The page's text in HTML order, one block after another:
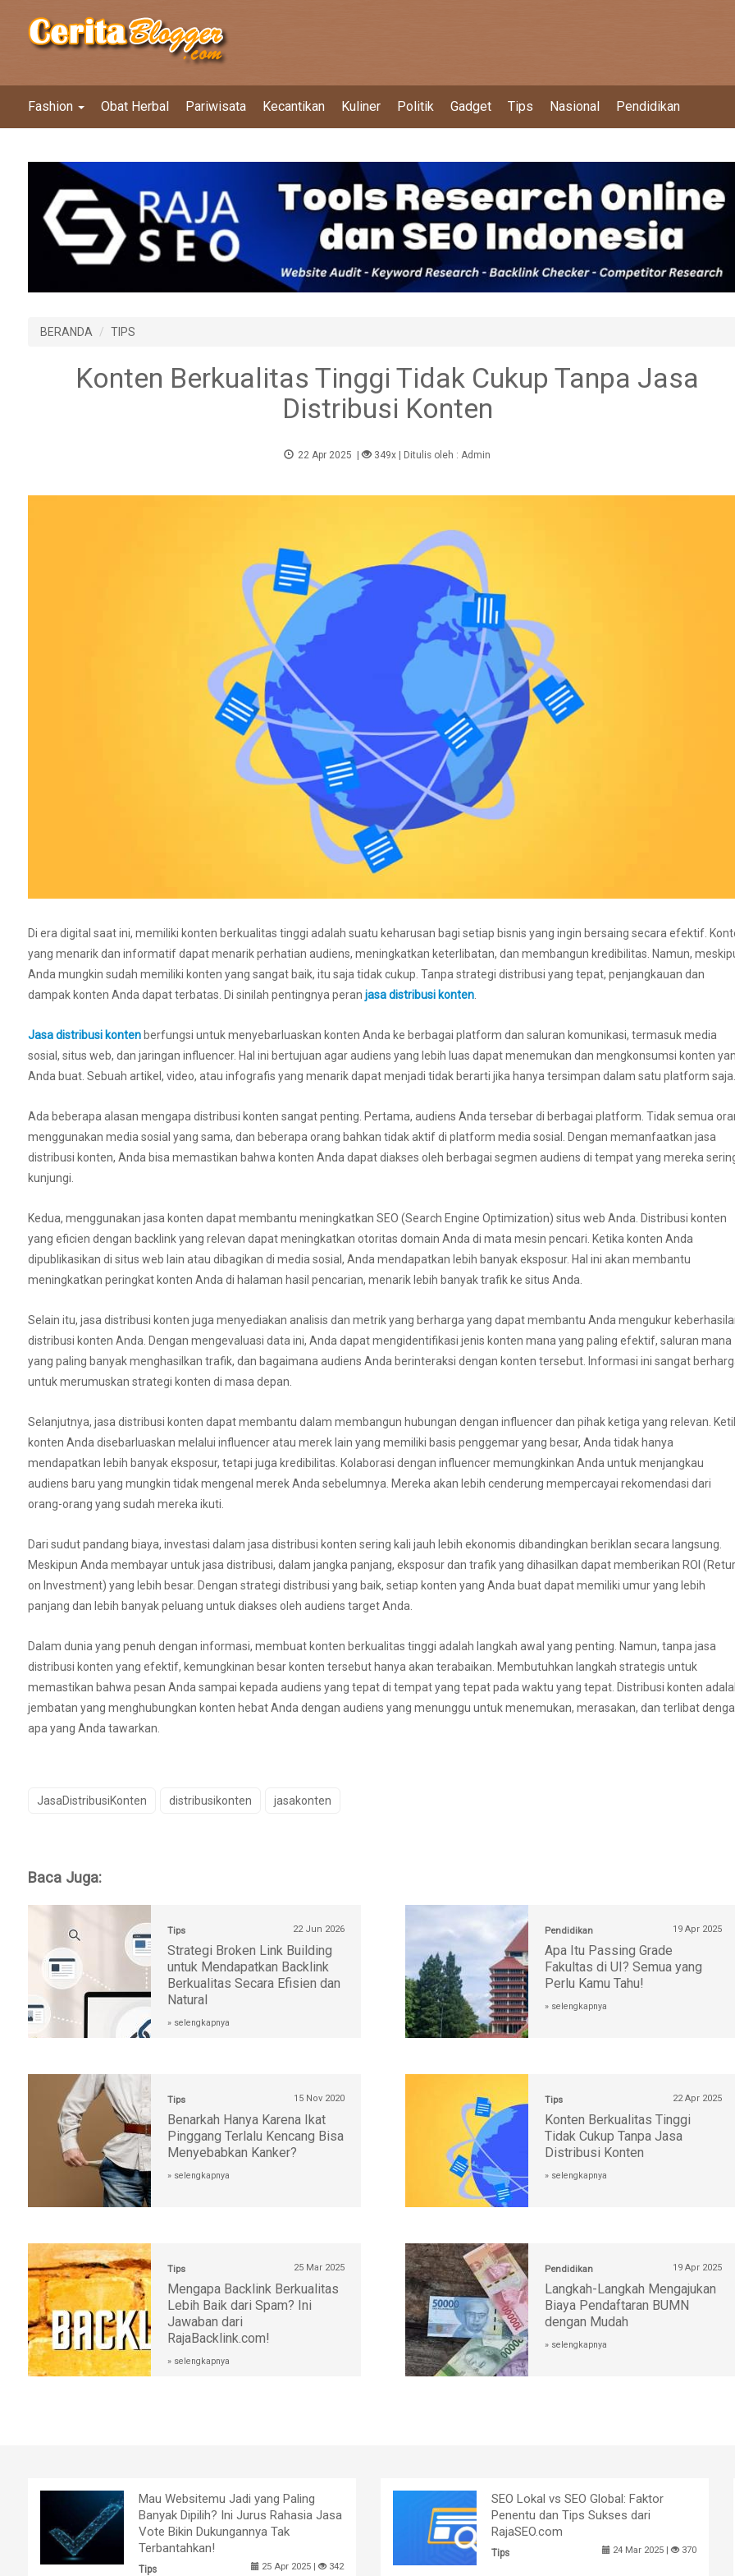
Fashion Obat Herbal Pariwisata Kecantikan Kuliner Politik Gadget Tips Nasional Pendidikan
BERANDA TIPS
Konten Berkualitas Tinggi Tidak Cukup Tanpa Jasa
Distribusi Konten
22 Apr 2025 | 349x | Ditulis oleh : Admin
Di era digital saat ini, memiliki konten berkualitas tinggi adalah suatu keharusan bagi setiap bisnis yang ingin bersaing secara efektif.
yang menarik dan informatif dapat menarik perhatian audiens, meningkatkan keterlibatan, dan membangun kredibilitas. Namun,
Anda mungkin sudah memiliki konten yang sangat baik, itu saja tidak cukup. Tanpa strategi distribusi yang tepat, penjangkauan dan
dampak konten Anda dapat terbatas. Di sinilah pentingnya peran jasa distribusi konten
Jasa distribusi konten berfungsi untuk menyebarluaskan konten Anda ke berbagai platform dan saluran komunikasi, termasuk media
sosial, situs web, dan jaringan influencer. Hal ini bertujuan agar audiens yang lebih luas dapat menemukan dan mengkonsumsi konten
Anda buat. Sebuah artikel, video, atau infografis yang menarik dapat menjadi tidak berarti jika hanya tersimpan dalam satu platform saja.
Ada beberapa alasan mengapa distribusi konten sangat penting. Pertama, audiens Anda tersebar di berbagai platform. Tidak semua
menggunakan media sosial yang sama, dan beberapa orang bahkan tidak aktif di platform media sosial. Dengan memanfaatkan jasa
distribusi konten, Anda bisa memastikan bahwa konten Anda dapat diakses oleh berbagai segmen audiens di tempat yang mereka
kunjungi.
Kedua, menggunakan jasa konten dapat membantu meningkatkan SEO (Search Engine Optimization) situs web Anda. Distribusi konten
yang eficien dengan backlink yang relevan dapat meningkatkan otoritas domain Anda di mata mesin pencari. Ketika konten Anda
dipublikasikan di situs web lain atau dibagikan di media sosial, Anda mendapatkan lebih banyak eksposur. Hal ini akan membantu
meningkatkan peringkat konten Anda di halaman hasil pencarian, menarik lebih banyak trafik ke situs Anda.
Selain itu, jasa distribusi konten juga menyediakan analisis dan metrik yang berharga yang dapat membantu Anda mengukur
distribusi konten Anda. Dengan mengevaluasi data ini, Anda dapat mengidentifikasi jenis konten mana yang paling efektif, saluran mana
yang paling banyak menghasilkan trafik, dan bagaimana audiens Anda berinteraksi dengan konten tersebut. Informasi ini sangat
untuk merumuskan strategi konten di masa depan.
Selanjutnya, jasa distribusi konten dapat membantu dalam membangun hubungan dengan influencer dan pihak ketiga yang relevan.
konten Anda disebarluaskan melalui influencer atau merek lain yang memiliki basis penggemar yang besar, Anda tidak hanya
mendapatkan lebih banyak eksposur, tetapi juga kredibilitas. Kolaborasi dengan influencer memungkinkan Anda untuk menjangkau
audiens baru yang mungkin tidak mengenal merek Anda sebelumnya. Mereka akan lebih cenderung mempercayai rekomendasi dari
orang-orang yang sudah mereka ikuti.
Dari sudut pandang biaya, investasi dalam jasa distribusi konten sering kali jauh lebih ekonomis dibandingkan beriklan secara langsung.
Meskipun Anda membayar untuk jasa distribusi, dalam jangka panjang, eksposur dan trafik yang dihasilkan dapat memberikan ROI
on Investment) yang lebih besar. Dengan strategi distribusi yang baik, setiap konten yang Anda buat dapat memiliki umur yang lebih
panjang dan lebih banyak peluang untuk diakses oleh audiens target Anda.
Dalam dunia yang penuh dengan informasi, membuat konten berkualitas tinggi adalah langkah awal yang penting. Namun, tanpa jasa
distribusi konten yang efektif, kemungkinan besar konten tersebut hanya akan terabaikan. Membutuhkan langkah strategis untuk
memastikan bahwa pesan Anda sampai kepada audiens yang tepat di tempat yang tepat pada waktu yang tepat. Distribusi konten
jembatan yang menghubungkan konten hebat Anda dengan audiens yang menunggu untuk menemukan, merasakan, dan terlibat
apa yang Anda tawarkan.
JasaDistribusiKonten distribusikonten jasakonten
Baca Juga:
Tips 22 Jun 2026
Strategi Broken Link Building
untuk Mendapatkan Backlink
Berkualitas Secara Efisien dan
Natural
» selengkapnya
Pendidikan 19 Apr 2025
Apa Itu Passing Grade
Fakultas di UI? Semua yang
Perlu Kamu Tahu!
» selengkapnya
Tips 15 Nov 2020
Benarkah Hanya Karena Ikat
Pinggang Terlalu Kencang Bisa
Menyebabkan Kanker?
» selengkapnya
Tips 22 Apr 2025
Konten Berkualitas Tinggi
Tidak Cukup Tanpa Jasa
Distribusi Konten
» selengkapnya
Tips 25 Mar 2025
Mengapa Backlink Berkualitas
Lebih Baik dari Spam? Ini
Jawaban dari
RajaBacklink.com!
» selengkapnya
Pendidikan 19 Apr 2025
Langkah-Langkah Mengajukan
Biaya Pendaftaran BUMN
dengan Mudah
» selengkapnya
Mau Websitemu Jadi yang Paling
Banyak Dipilih? Ini Jurus Rahasia Jasa
Vote Bikin Dukungannya Tak
Terbantahkan!
Tips 25 Apr 2025 | 342
SEO Lokal vs SEO Global: Faktor
Penentu dan Tips Sukses dari
RajaSEO.com
Tips 24 Mar 2025 | 370